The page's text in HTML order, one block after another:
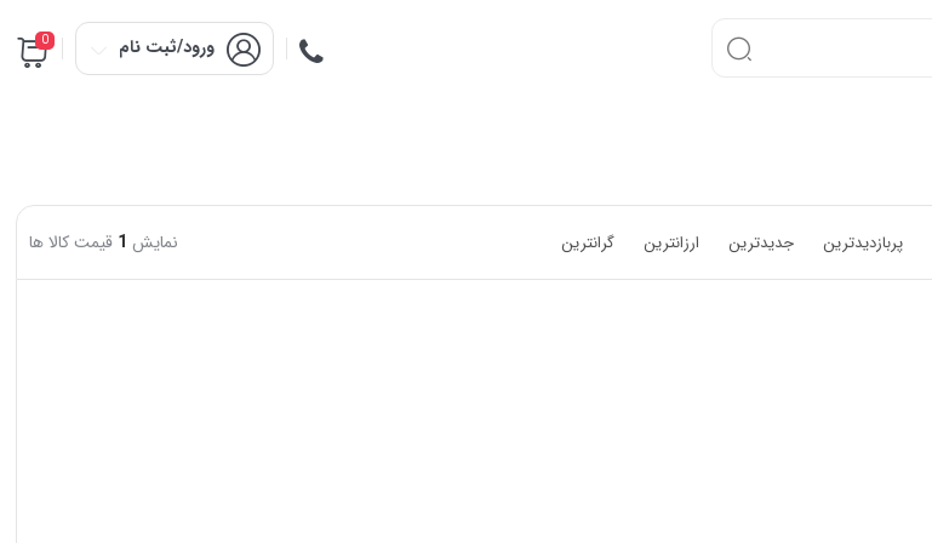
ورود/ثبت نام 0
پربازدیدترین جدیدترین ارزانترین گرانترین نمایش 1 قیمت کالا ها